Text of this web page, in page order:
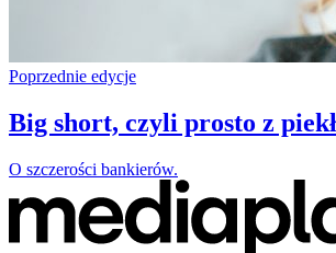
Poprzednie edycje
Big short, czyli prosto z
O szczerości bankierów.